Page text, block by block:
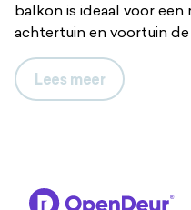
balkon is ideaal voor
achtertuin en voortuin
Benieuwd? Plan
online platform.
moeiteloos in elkaar
Lees meer